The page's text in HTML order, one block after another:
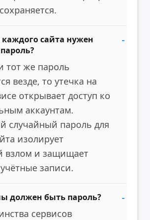
сайта нужен
тот же пароль
везде, то утечка на
открывает доступ ко
аккаунтам.
случайный пароль для
изолирует
взлом и защищает
записи.
должен быть пароль?
сервисов